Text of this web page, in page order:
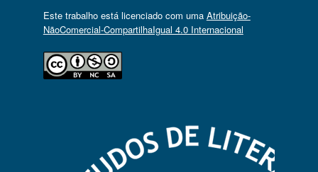
Este trabalho está licenciado com uma Atribuição-
NãoComercial-CompartilhaIgual 4.0 Internacional